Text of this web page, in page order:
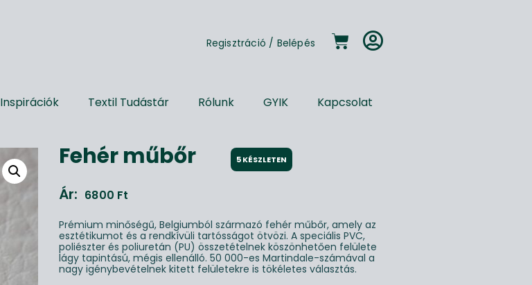
Regisztráció / Belépés
Inspirációk Textil Tudástár Rólunk GYIK Kapcsolat
Fehér műbőr 5 KÉSZLETEN
Ár: 6800 Ft
Prémium minőségű, Belgiumból származó fehér műbőr, amely az
esztétikumot és a rendkívüli tartósságot ötvözi. A speciális PVC,
poliészter és poliuretán (PU) összetételnek köszönhetően felülete
lágy tapintású, mégis ellenálló. 50 000-es Martindale-számával a
nagy igénybevételnek kitett felületekre is tökéletes választás.